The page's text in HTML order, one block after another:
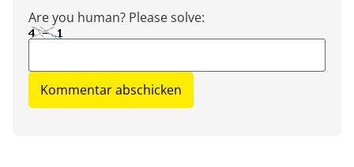
Are you human? Please solve: